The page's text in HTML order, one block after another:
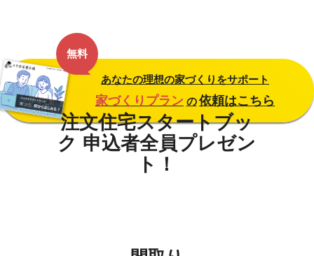
無料
あなたの理想の家づくりをサポート
家づくりプラン の 依頼はこちら